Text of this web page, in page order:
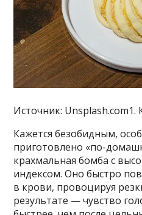
Источник:
Кажется безобидным,
приготовлено «по-
крахмальная бомба с
индексом. Оно быстро
в крови, провоцируя
результате — чувство